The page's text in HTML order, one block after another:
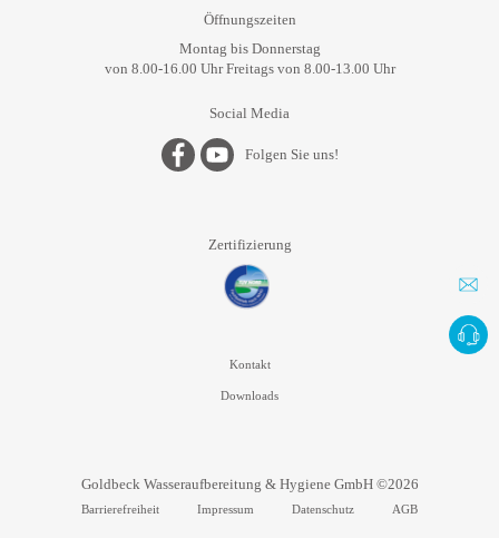
Öffnungszeiten
Montag bis Donnerstag
von 8.00-16.00 Uhr Freitags von 8.00-13.00 Uhr
Social Media
Folgen Sie uns!
Zertifizierung
Kontakt
Downloads
Goldbeck Wasseraufbereitung & Hygiene GmbH ©2026
Barrierefreiheit Impressum Datenschutz AGB